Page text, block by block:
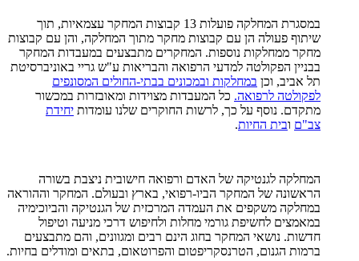
במסגרת המחלקה פועלות 13 קבוצות המחקר עצמאיות, תוך
שיתוף פעולה הן עם קבוצות מחקר מתוך המחלקה, והן עם קבוצות
מחקר ממחלקות נוספות. המחקרים מתבצעים במעבדות המחקר
בבניין הפקולטה למדעי הרפואה והבריאות ע"ש גריי באוניברסיטת
תל אביב, וכן במחלקות ובמכונים בבתי-החולים המסונפים
לפקולטה לרפואה. כל המעבדות מצוידות ומאובזרות במכשור
מתקדם. נוסף על כך, לרשות החוקרים שלנו עומדות יחידת
צב"ם ובית החיות.
המחלקה לגנטיקה של האדם ורפואה חישובית ניצבת בשורה
הראשונה של המחקר הביו-רפואי, בארץ ובעולם. המחקר וההוראה
במחלקה משקפים את העמדה המרכזית של הגנטיקה והביוכימיה
במאמצים לחשיפת גורמי מחלות ולחיפוש דרכי מניעה וטיפול
חדשות. נושאי המחקר בחוג הינם רבים ומגוונים, והם מתבצעים
ברמות הגנום, הטרנסקריפטום והפרוטאום, בתאים ומודלים בחיות.